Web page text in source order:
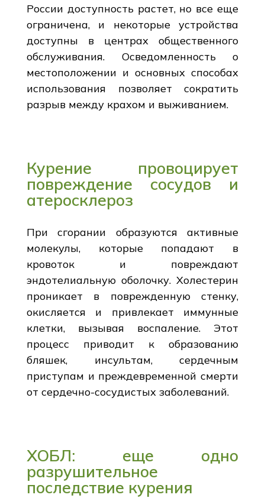
России доступность растет, но все еще
ограничена, и некоторые устройства
доступны в центрах общественного
обслуживания. Осведомленность о
местоположении и основных способах
использования позволяет сократить
разрыв между крахом и выживанием.
Курение провоцирует
повреждение сосудов и
атеросклероз
При сгорании образуются активные
молекулы, которые попадают в
кровоток и повреждают
эндотелиальную оболочку. Холестерин
проникает в поврежденную стенку,
окисляется и привлекает иммунные
клетки, вызывая воспаление. Этот
процесс приводит к образованию
бляшек, инсультам, сердечным
приступам и преждевременной смерти
от сердечно-сосудистых заболеваний.
ХОБЛ: еще одно
разрушительное
последствие курения